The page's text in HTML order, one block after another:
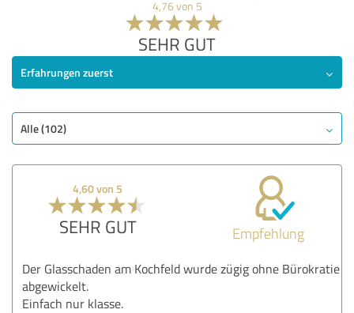
4,76 von 5
SEHR GUT
Erfahrungen zuerst
Alle (102)
4,60 von 5
SEHR GUT Empfehlung
Der Glasschaden am Kochfeld wurde zügig ohne Bürokratie
abgewickelt.
Einfach nur klasse.